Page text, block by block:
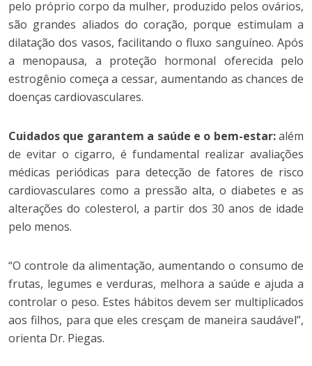
pelo próprio corpo da mulher, produzido pelos ovários,
são grandes aliados do coração, porque estimulam a
dilatação dos vasos, facilitando o fluxo sanguíneo. Após
a menopausa, a proteção hormonal oferecida pelo
estrogênio começa a cessar, aumentando as chances de
doenças cardiovasculares.
Cuidados que garantem a saúde e o bem-estar:além
de evitar o cigarro, é fundamental realizar avaliações
médicas periódicas para detecção de fatores de risco
cardiovasculares como a pressão alta, o diabetes e as
alterações do colesterol, a partir dos 30 anos de idade
pelo menos.
“O controle da alimentação, aumentando o consumo de
frutas, legumes e verduras, melhora a saúde e ajuda a
controlar o peso. Estes hábitos devem ser multiplicados
aos filhos, para que eles cresçam de maneira saudável”,
orienta Dr. Piegas.